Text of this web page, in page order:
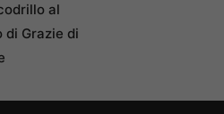
al
di Grazie di